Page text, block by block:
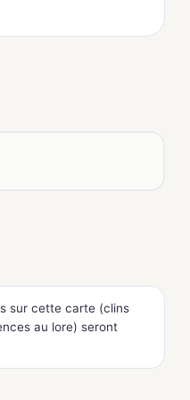
sur cette carte (clins
au lore) seront